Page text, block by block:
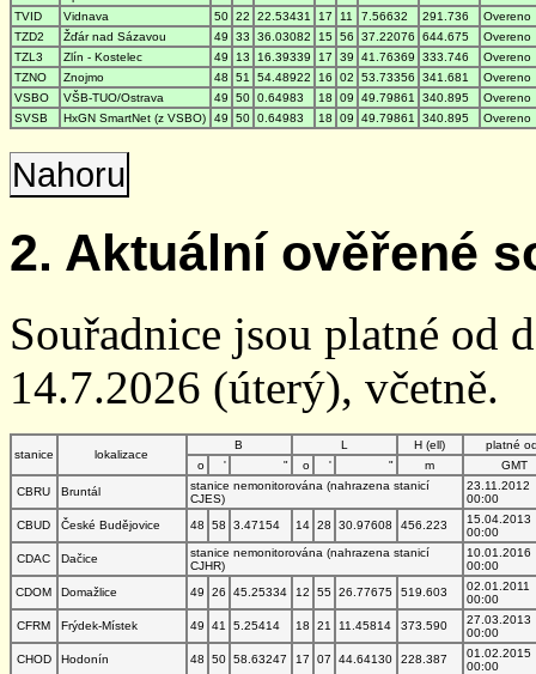
TVID
Vidnava 50 22 22.53431 17 11 7.56632 291.736
Overeno
TZD2
Žďár nad Sázavou 49 33 36.03082 15 56 37.22076 644.675
Overeno
TZL3
Zlín - Kostelec 49 13 16.39339 17 39 41.76369 333.746
Overeno
TZNO
Znojmo 48 51 54.48922 16 02 53.73356 341.681
Overeno
VSBO
VŠB-TUO/Ostrava 49 50 0.64983 18 09 49.79861 340.895
Overeno
SVSB
HxGN SmartNet (z VSBO) 49 50 0.64983 18 09 49.79861 340.895 Overeno
Nahoru
2. Aktuální ověřené
Souřadnice jsou platné od
14.7.2026 (úterý), včetně.
stanice lokalizace
B L H (ell)
platné
o
' " o ' " m
GMT
CBRU
Bruntál
stanice nemonitorována (nahrazena stanicí
CJES)
23.11.2012
00:00
CBUD
České Budějovice 48 58 3.47154 14 28 30.97608 456.223
15.04.2013
00:00
CDAC
Dačice
stanice nemonitorována (nahrazena stanicí
CJHR)
10.01.2016
00:00
CDOM
Domažlice 49 26 45.25334 12 55 26.77675 519.603
02.01.2011
00:00
CFRM
Frýdek-Místek 49 41 5.25414 18 21 11.45814 373.590
27.03.2013
00:00
CHOD
Hodonín 48 50 58.63247 17 07 44.64130 228.387
01.02.2015
00:00